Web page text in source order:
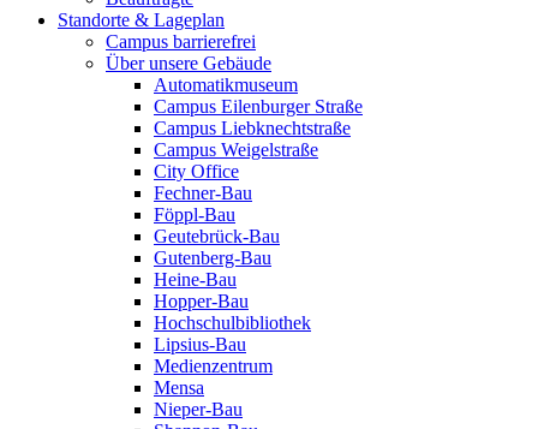
Standorte & Lageplan
Campus barrierefrei
Über unsere Gebäude
Automatikmuseum
Campus Eilenburger Straße
Campus Liebknechtstraße
Campus Weigelstraße
City Office
Fechner-Bau
Föppl-Bau
Geutebrück-Bau
Gutenberg-Bau
Heine-Bau
Hopper-Bau
Hochschulbibliothek
Lipsius-Bau
Medienzentrum
Mensa
Nieper-Bau